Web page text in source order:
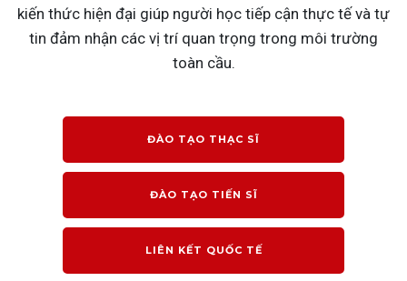
kiến thức hiện đại giúp người học tiếp cận thực tế và tự
tin đảm nhận các vị trí quan trọng trong môi trường
toàn cầu.
ĐÀO TẠO THẠC SĨ
ĐÀO TẠO TIẾN SĨ
LIÊN KẾT QUỐC TẾ